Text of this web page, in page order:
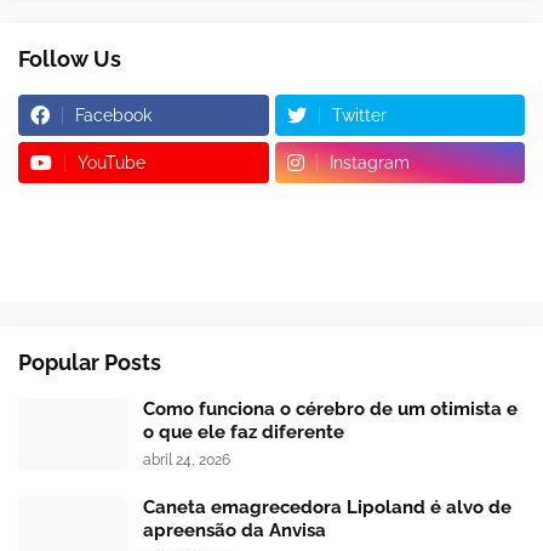
Follow Us
Facebook Twitter
YouTube Instagram
Popular Posts
Como funciona o cérebro de um otimista e
o que ele faz diferente
abril 24, 2026
Caneta emagrecedora Lipoland é alvo de
apreensão da Anvisa